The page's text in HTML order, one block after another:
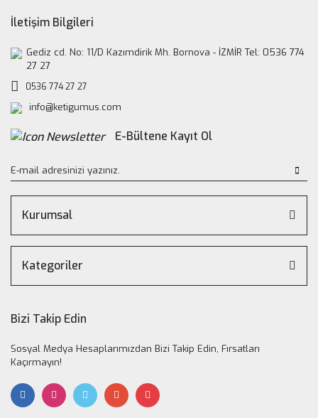
İletişim Bilgileri
Gediz cd. No: 11/D Kazımdirik Mh. Bornova - İZMİR Tel: 0536 774
27 27
0536 774 27 27
info@ketigumus.com
E-Bültene Kayıt Ol
Kurumsal
Kategoriler
Bizi Takip Edin
Sosyal Medya Hesaplarımızdan Bizi Takip Edin, Fırsatları
Kaçırmayın!